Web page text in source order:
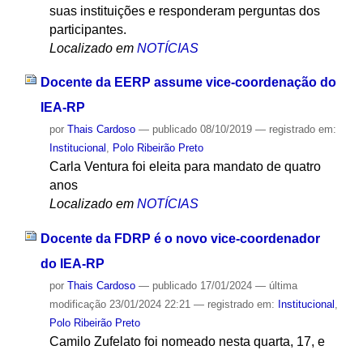
suas instituições e responderam perguntas dos
participantes.
Localizado em NOTÍCIAS
Docente da EERP assume vice-coordenação do
IEA-RP
por Thais Cardoso — publicado08/10/2019 — registrado em:
Institucional , Polo Ribeirão Preto
Carla Ventura foi eleita para mandato de quatro
anos
Localizado em NOTÍCIAS
Docente da FDRP é o novo vice-coordenador
do IEA-RP
por Thais Cardoso — publicado17/01/2024 — última
modificação23/01/2024 22:21 — registrado em: Institucional ,
Polo Ribeirão Preto
Camilo Zufelato foi nomeado nesta quarta, 17, e